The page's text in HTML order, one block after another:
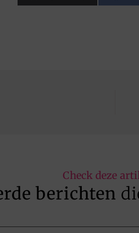
Check deze
berichten